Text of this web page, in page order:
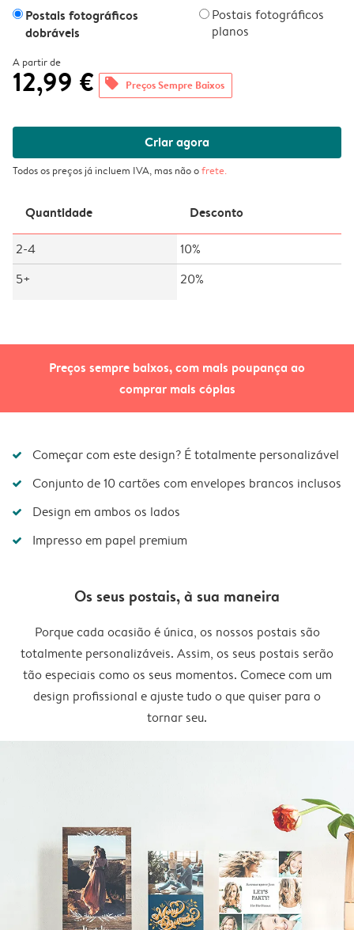
Preços sempre baixos, com mais poupança ao
comprar mais cópias
Postais fotográficos
dobráveis
Postais fotográficos
planos
A partir de
12,99 € offers Preços Sempre Baixos
Criar agora
Todos os preços já incluem IVA, mas não ofrete.
Quantidade Desconto
2-4
10%
5+
20%
Começar com este design? É totalmente personalizável
Conjunto de 10 cartões com envelopes brancos inclusos
Design em ambos os lados
Impresso em papel premium
Os seus postais, à sua maneira
Porque cada ocasião é única, os nossos postais são
totalmente personalizáveis. Assim, os seus postais serão
tão especiais como os seus momentos. Comece com um
design profissional e ajuste tudo o que quiser para o
tornar seu.